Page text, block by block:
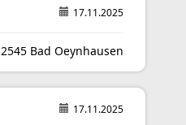
17.11.2025
Bad Oeynhausen
17.11.2025